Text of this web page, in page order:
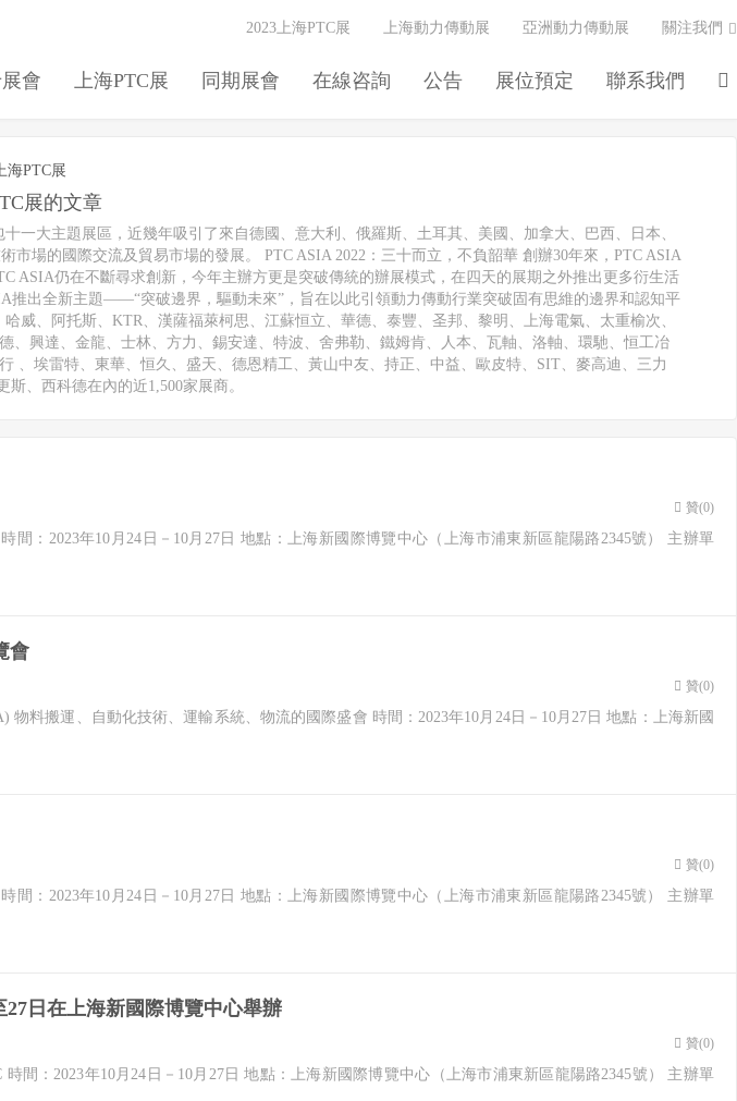
會 上海PTC展 同期展會 在線咨詢 公告 展位預定 聯系我們
2023上海PTC展 上海動力傳動展 亞洲動力傳動展 關注我們
展的文章
大主題展區，近幾年吸引了來自德國、意大利、俄羅斯、土耳其、美國、加拿大、巴西、日本、
場的國際交流及貿易市場的發展。 PTC ASIA 2022：三十而立，不負韶華 創辦30年來，PTC ASIA
ASIA仍在不斷尋求創新，今年主辦方更是突破傳統的辦展模式，在四天的展期之外推出更多衍生活
出全新主題——“突破邊界，驅動未來”，旨在以此引領動力傳動行業突破固有思維的邊界和認知平
、阿托斯、KTR、漢薩福萊柯思、江蘇恒立、華德、泰豐、圣邦、黎明、上海電氣、太重榆次、
興達、金龍、士林、方力、錫安達、特波、舍弗勒、鐵姆肯、人本、瓦軸、洛軸、環馳、恒工冶
埃雷特、東華、恒久、盛天、德恩精工、黃山中友、持正、中益、歐皮特、SIT、麥高迪、三力
、西科德在內的近1,500家展商。
贊(0)
間：2023年10月24日－10月27日 地點：上海新國際博覽中心（上海市浦東新區龍陽路2345號） 主辦單
會
贊(0)
料搬運、自動化技術、運輸系統、物流的國際盛會 時間：2023年10月24日－10月27日 地點：上海新國
贊(0)
間：2023年10月24日－10月27日 地點：上海新國際博覽中心（上海市浦東新區龍陽路2345號） 主辦單
日在上海新國際博覽中心舉辦
贊(0)
間：2023年10月24日－10月27日 地點：上海新國際博覽中心（上海市浦東新區龍陽路2345號） 主辦單